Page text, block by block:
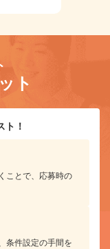
ト
ト！
ことで、応募時の
条件設定の手間を